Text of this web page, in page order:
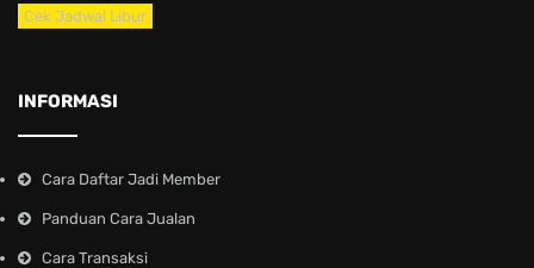
Cek Jadwal Libur
INFORMASI
Cara Daftar Jadi Member
Panduan Cara Jualan
Cara Transaksi